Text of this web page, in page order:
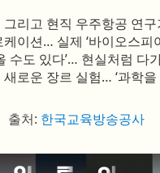
그리고 현직 우주항공 연
이션… 실제 ‘바이오스피
수도 있다’… 현실처럼 다
로운 장르 실험… ‘과학을
출처: 한국교육방송공사